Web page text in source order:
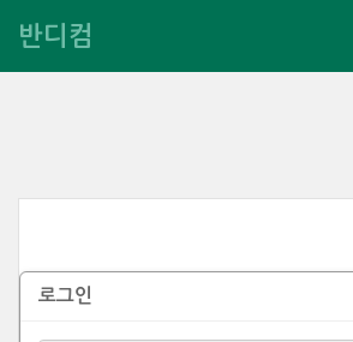
반디컴
로그인